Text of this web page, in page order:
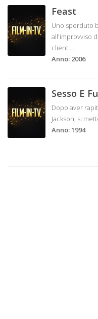
Feast
Uno sperduto
all'improvviso
client ...
Anno: 2006
Sesso E
Dopo aver
Jackson, si
Anno: 1994